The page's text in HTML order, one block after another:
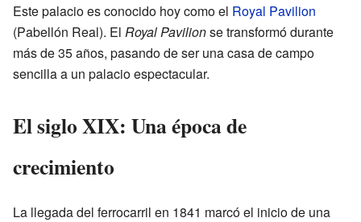
Este palacio es conocido hoy como el Royal Pavilion
(Pabellón Real). El Royal Pavilionse transformó durante
más de 35 años, pasando de ser una casa de campo
sencilla a un palacio espectacular.
El siglo XIX: Una época de
crecimiento
La llegada del ferrocarril en 1841 marcó el inicio de una